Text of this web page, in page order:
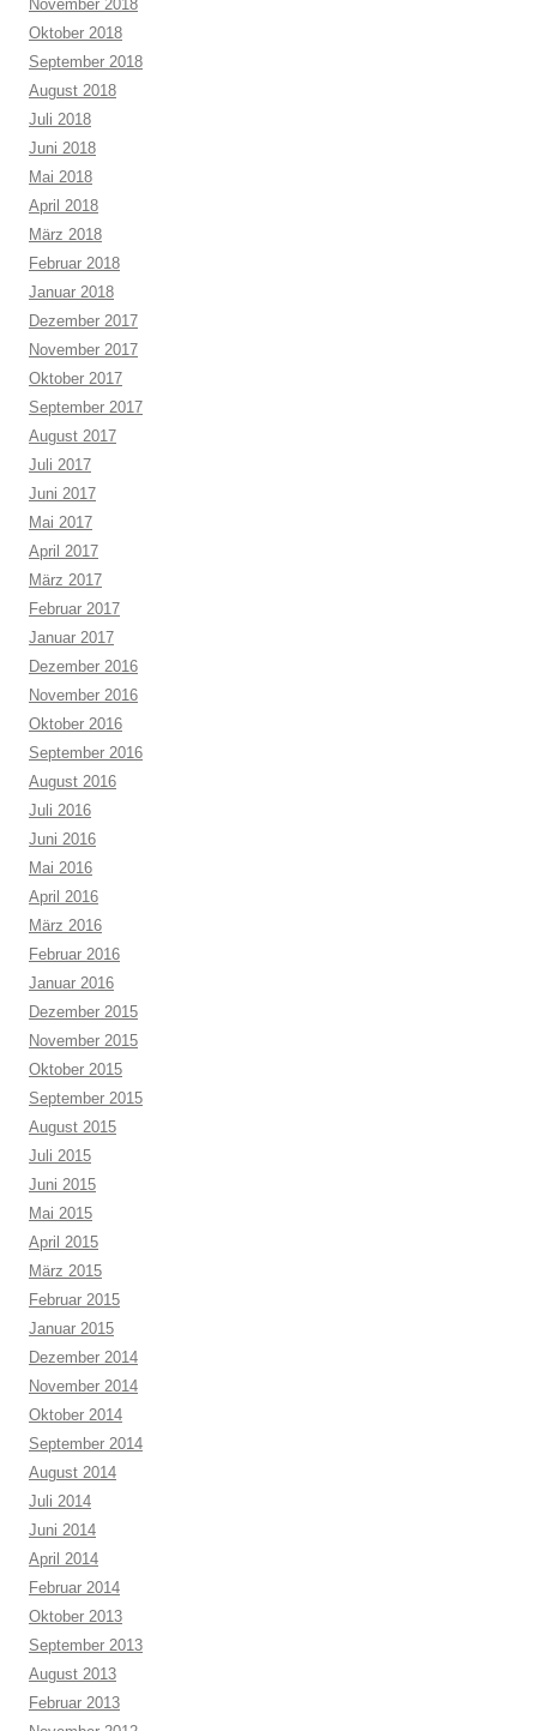
November 2018
Oktober 2018
September 2018
August 2018
Juli 2018
Juni 2018
Mai 2018
April 2018
März 2018
Februar 2018
Januar 2018
Dezember 2017
November 2017
Oktober 2017
September 2017
August 2017
Juli 2017
Juni 2017
Mai 2017
April 2017
März 2017
Februar 2017
Januar 2017
Dezember 2016
November 2016
Oktober 2016
September 2016
August 2016
Juli 2016
Juni 2016
Mai 2016
April 2016
März 2016
Februar 2016
Januar 2016
Dezember 2015
November 2015
Oktober 2015
September 2015
August 2015
Juli 2015
Juni 2015
Mai 2015
April 2015
März 2015
Februar 2015
Januar 2015
Dezember 2014
November 2014
Oktober 2014
September 2014
August 2014
Juli 2014
Juni 2014
April 2014
Februar 2014
Oktober 2013
September 2013
August 2013
Februar 2013